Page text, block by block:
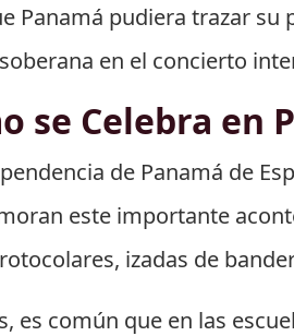
Panamá pudiera trazar
en el concierto
se Celebra en
de Panamá de
este importante
izadas de
es común que en las